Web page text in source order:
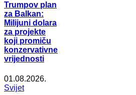
Trumpov plan
za Balkan:
Milijuni dolara
za projekte
koji promiču
konzervativne
vrijednosti
01.08.2026.
Svijet